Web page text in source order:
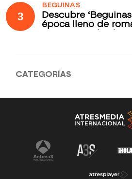
3
BEGUINAS
Descubre
época lleno de
CATEGORÍAS
Antena 3 Noticias El
Tu cara me suena